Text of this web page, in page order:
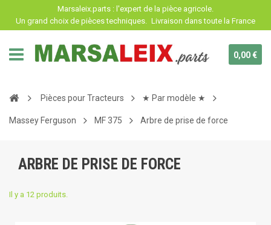
Marsaleix.parts : l'expert de la pièce agricole.
Un grand choix de pièces techniques. Livraison dans toute la France
0,00 €
Pièces pour Tracteurs ★ Par modèle ★
Massey Ferguson MF 375 Arbre de prise de force
ARBRE DE PRISE DE FORCE
Il y a 12 produits.
Panneau de gestion des cookies